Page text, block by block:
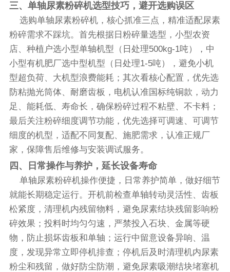
三、单轴尿素粉碎机选型技巧，避开选购误区
选购单轴尿素粉碎机，核心抓准三点，精准适配尿素
粉碎需求不踩坑。首先根据日粉碎量选型，小型农资
店、种植户选小型单轴机型（日处理500kg-1吨），中
小型有机肥厂选中型机型（日处理1-5吨），避免小机
型超负荷、大机型浪费能耗；其次看核心配置，优先选
防粘抛光筒体、耐磨齿板，电机认准国标纯铜款，动力
足、能耗低、寿命长，确保粉碎过程不粘壁、不卡料；
最后关注粉碎细度调节功能，优先选择可调速、可调节
细度的机型，适配不同复配、施肥需求，认准正规厂
家，保障售后维修与安装调试服务。
四、日常操作与养护，延长设备寿命
单轴尿素粉碎机操作便捷，日常养护简单，做好细节
就能长期稳定运行。开机前检查单轴转动灵活性、齿板
松紧度，清理机内残留物料，避免尿素结块残留影响粉
碎效果；投料时均匀匀速，严禁投入石块、金属等硬
物，防止损坏齿板和单轴；运行中留意设备异响、温
度，发现异常立即停机排查；停机后及时清理机内尿素
粉尘和残留，做好防尘防潮，避免尿素吸潮结块堵塞机